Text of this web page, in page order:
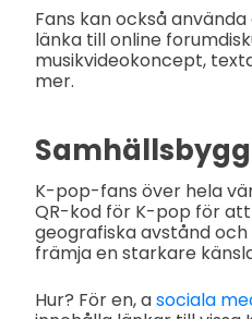
Fans kan också
länka till online
musikvideokoncept,
mer.
K-pop-fans över hela
QR-kod för K-pop för
geografiska avstånd
främja en starkare
Hur? För en, asociala